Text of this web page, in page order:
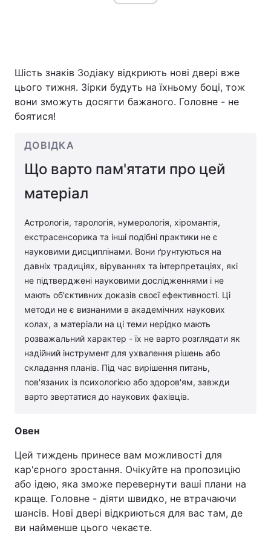
Шість знаків Зодіаку відкриють нові двері вже
цього тижня. Зірки будуть на їхньому боці, тож
вони зможуть досягти бажаного. Головне - не
боятися!
ДОВІДКА
Що варто пам'ятати про цей
матеріал
Астрологія, тарологія, нумерологія, хіромантія,
екстрасенсорика та інші подібні практики не є
науковими дисциплінами. Вони ґрунтуються на
давніх традиціях, віруваннях та інтерпретаціях, які
не підтверджені науковими дослідженнями і не
мають об'єктивних доказів своєї ефективності. Ці
методи не є визнаними в академічних наукових
колах, а матеріали на ці теми нерідко мають
розважальний характер - їх не варто розглядати як
надійний інструмент для ухвалення рішень або
складання планів. Під час вирішення питань,
пов'язаних із психологією або здоров'ям, завжди
варто звертатися до наукових фахівців.
Овен
Цей тиждень принесе вам можливості для
кар'єрного зростання. Очікуйте на пропозицію
або ідею, яка зможе перевернути ваші плани на
краще. Головне - діяти швидко, не втрачаючи
шансів. Нові двері відкриються для вас там, де
ви найменше цього чекаєте.